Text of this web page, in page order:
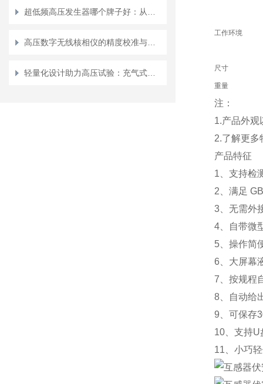
工作环境
尺寸
重量
注：
1.产品外观
2.了解更多
产品特征
1、支持检
2、满足
3、无需外
4、自带微
5、操作简
6、大屏幕
7、按规程
8、自动给
9、可保存
10、支持U
11、小巧